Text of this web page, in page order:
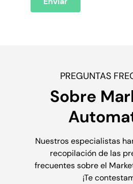
PREGUNTAS
Sobre
Nuestros especialistas
recopilación de las
frecuentes sobre el
¡Te